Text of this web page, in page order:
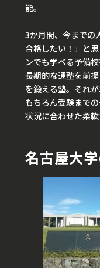
能。
3か月間、今までの
合格したい！」と
ンでも学べる予備
長期的な通塾を前
を鍛える塾。それが
もちろん受験まで
状況に合わせた柔軟
名古屋大